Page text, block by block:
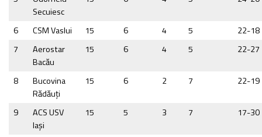
Secuiesc
6 CSM Vaslui 15 6 4 5
22-18
7
Aerostar
Bacău
15 6 4 5 22-27
8
Bucovina
Rădăuţi
15 6 2 7 22-19
9
ACS USV
Iaşi
15 5 3 7 17-30